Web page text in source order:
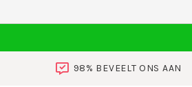
98% BEVEELT ONS AAN